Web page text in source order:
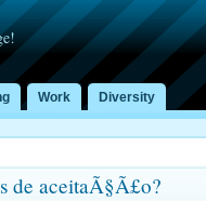
Work Diversity
de aceitaÃ§Ã£o?